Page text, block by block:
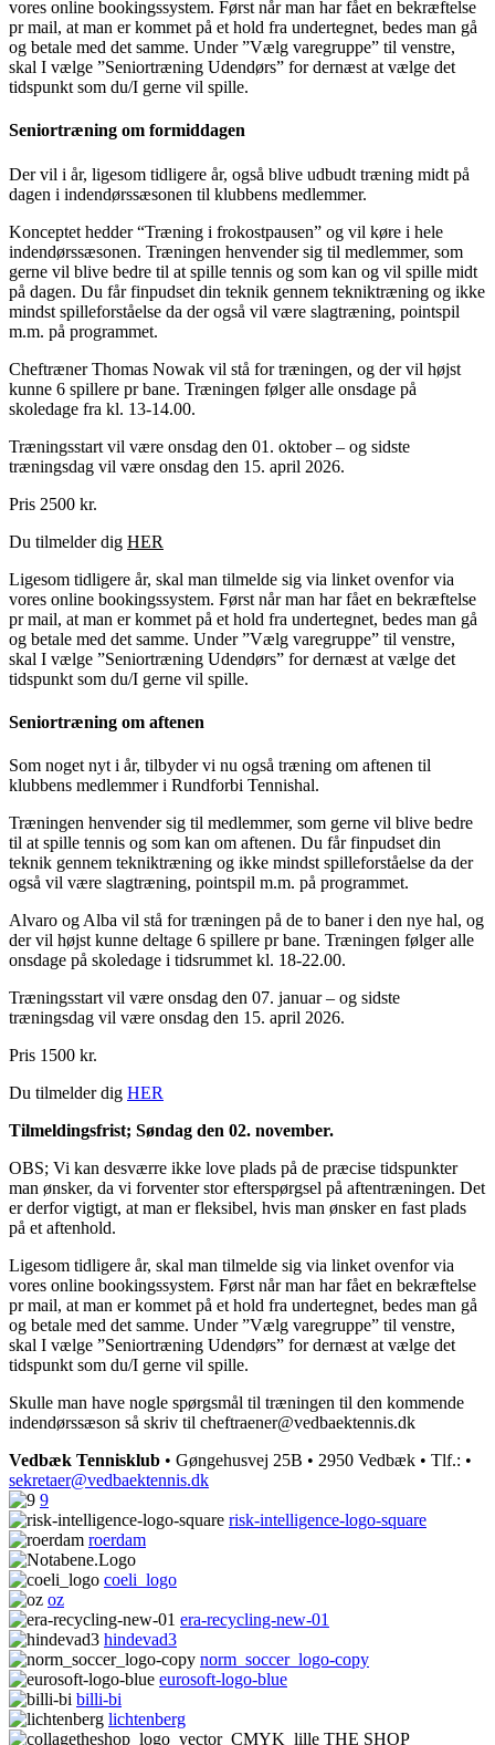
vores online bookingssystem. Først når man har fået en bekræftelse
pr mail, at man er kommet på et hold fra undertegnet, bedes man gå
og betale med det samme. Under ”Vælg varegruppe” til venstre,
skal I vælge ”Seniortræning Udendørs” for dernæst at vælge det
tidspunkt som du/I gerne vil spille.
Seniortræning om formiddagen
Der vil i år, ligesom tidligere år, også blive udbudt træning midt på
dagen i indendørssæsonen til klubbens medlemmer.
Konceptet hedder “Træning i frokostpausen” og vil køre i hele
indendørssæsonen. Træningen henvender sig til medlemmer, som
gerne vil blive bedre til at spille tennis og som kan og vil spille midt
på dagen. Du får finpudset din teknik gennem tekniktræning og ikke
mindst spilleforståelse da der også vil være slagtræning, pointspil
m.m. på programmet.
Cheftræner Thomas Nowak vil stå for træningen, og der vil højst
kunne 6 spillere pr bane. Træningen følger alle onsdage på
skoledage fra kl. 13-14.00.
Træningsstart vil være onsdag den 01. oktober – og sidste
træningsdag vil være onsdag den 15. april 2026.
Pris 2500 kr.
Du tilmelder dig HER
Ligesom tidligere år, skal man tilmelde sig via linket ovenfor via
vores online bookingssystem. Først når man har fået en bekræftelse
pr mail, at man er kommet på et hold fra undertegnet, bedes man gå
og betale med det samme. Under ”Vælg varegruppe” til venstre,
skal I vælge ”Seniortræning Udendørs” for dernæst at vælge det
tidspunkt som du/I gerne vil spille.
Seniortræning om aftenen
Som noget nyt i år, tilbyder vi nu også træning om aftenen til
klubbens medlemmer i Rundforbi Tennishal.
Træningen henvender sig til medlemmer, som gerne vil blive bedre
til at spille tennis og som kan om aftenen. Du får finpudset din
teknik gennem tekniktræning og ikke mindst spilleforståelse da der
også vil være slagtræning, pointspil m.m. på programmet.
Alvaro og Alba vil stå for træningen på de to baner i den nye hal, og
der vil højst kunne deltage 6 spillere pr bane. Træningen følger alle
onsdage på skoledage i tidsrummet kl. 18-22.00.
Træningsstart vil være onsdag den 07. januar – og sidste
træningsdag vil være onsdag den 15. april 2026.
Pris 1500 kr.
Du tilmelder dig HER
Tilmeldingsfrist; Søndag den 02. november.
OBS; Vi kan desværre ikke love plads på de præcise tidspunkter
man ønsker, da vi forventer stor efterspørgsel på aftentræningen. Det
er derfor vigtigt, at man er fleksibel, hvis man ønsker en fast plads
på et aftenhold.
Ligesom tidligere år, skal man tilmelde sig via linket ovenfor via
vores online bookingssystem. Først når man har fået en bekræftelse
pr mail, at man er kommet på et hold fra undertegnet, bedes man gå
og betale med det samme. Under ”Vælg varegruppe” til venstre,
skal I vælge ”Seniortræning Udendørs” for dernæst at vælge det
tidspunkt som du/I gerne vil spille.
Skulle man have nogle spørgsmål til træningen til den kommende
indendørssæson så skriv til cheftraener@vedbaektennis.dk
Vedbæk Tennisklub • Gøngehusvej 25B • 2950 Vedbæk • Tlf.: •
sekretaer@vedbaektennis.dk
9
risk-intelligence-logo-square
roerdam
coeli_logo
oz
era-recycling-new-01
hindevad3
norm_soccer_logo-copy
eurosoft-logo-blue
billi-bi
lichtenberg